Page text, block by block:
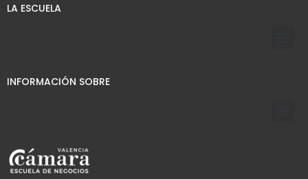
LA ESCUELA
INFORMACIÓN SOBRE